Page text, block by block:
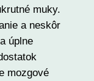
muky.
a neskôr
úplne
mozgové